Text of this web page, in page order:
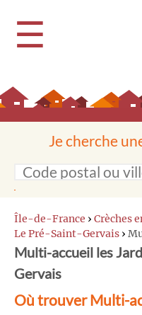
☰
Je cherche
Île-de-France › Crèches
Le Pré-Saint-Gervais ›
Multi-accueil les
Gervais
Où trouver Multi-